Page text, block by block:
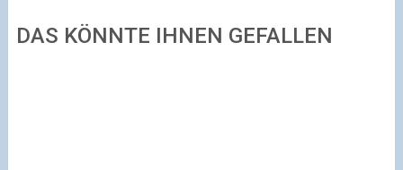
DAS KÖNNTE IHNEN GEFALLEN